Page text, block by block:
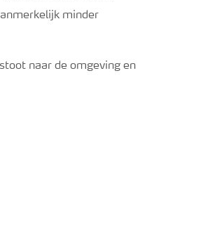
minder
naar de omgeving en